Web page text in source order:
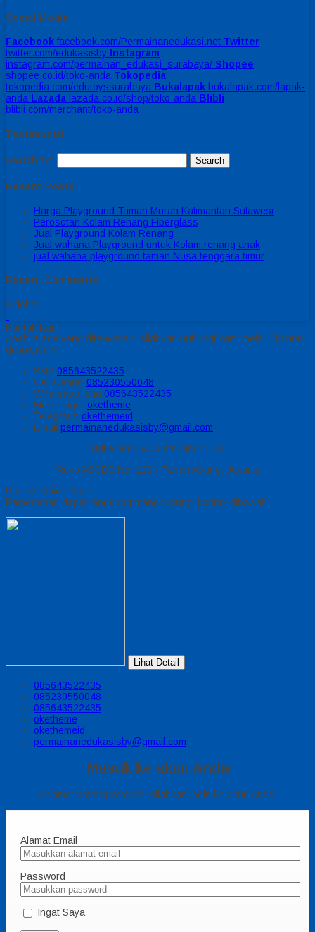
Social Media
Facebook facebook.com/Permainanedukasi.net Twitter
twitter.com/edukasisby Instagram
instagram.com/permainan_edukasi_surabaya/ Shopee
shopee.co.id/toko-anda Tokopedia
tokopedia.com/edutoyssurabaya Bukalapak bukalapak.com/lapak-
anda Lazada lazada.co.id/shop/toko-anda Blibli
blibli.com/merchant/toko-anda
Testimonial
Search for:
Recent Posts
Harga Playground Taman Murah Kalimantan Sulawesi
Perosotan Kolam Renang Fiberglass
Jual Playground Kolam Renang
Jual wahana Playground untuk Kolam renang anak
jual wahana playground taman Nusa tenggara timur
Recent Comments
Sidebar
-
Kontak Kami
Apabila ada yang ditanyakan, silahkan hubungi kami melalui kontak
di bawah ini.
SMS 085643522435
Call Center 085230550048
Whatsapp Icha 085643522435
Messenger oketheme
Telegrram okethemeid
Email permainanedukasisby@gmail.com
Buka jam 08.00 s/d jam 21.00
Ruko ABCDE No. 123 - Tanah Abang, Jakarta
Produk Quick Order
Pemesanan dapat langsung menghubungi kontak dibawah:
Lihat Detail
085643522435
085230550048
085643522435
oketheme
okethemeid
permainanedukasisby@gmail.com
Masuk ke akun Anda
Selamat datang kembali, silahkan login ke akun Anda.
Alamat Email
Password
Ingat Saya